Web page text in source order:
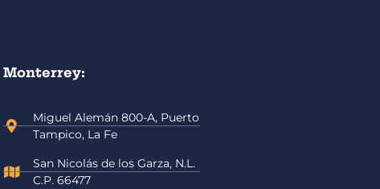
Monterrey:
Miguel Alemán 800-A, Puerto
Tampico, La Fe
San Nicolás de los Garza, N.L.
C.P. 66477